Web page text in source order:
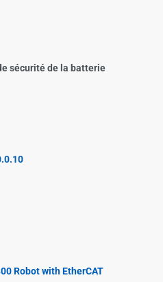
sécurité de la batterie
Robot with EtherCAT